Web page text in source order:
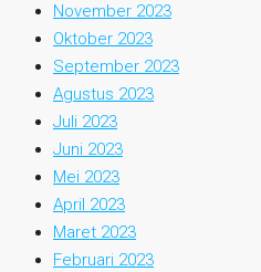
November 2023
Oktober 2023
September 2023
Agustus 2023
Juli 2023
Juni 2023
Mei 2023
April 2023
Maret 2023
Februari 2023